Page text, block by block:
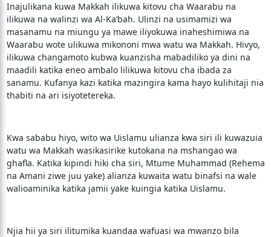
Inajulikana kuwa Makkah ilikuwa kitovu cha Waarabu na
ilikuwa na walinzi wa Al-Ka‘bah. Ulinzi na usimamizi wa
masanamu na miungu ya mawe iliyokuwa inaheshimiwa na
Waarabu wote ulikuwa mikononi mwa watu wa Makkah. Hivyo,
ilikuwa changamoto kubwa kuanzisha mabadiliko ya dini na
maadili katika eneo ambalo lilikuwa kitovu cha ibada za
sanamu. Kufanya kazi katika mazingira kama hayo kulihitaji nia
thabiti na ari isiyotetereka.
Kwa sababu hiyo, wito wa Uislamu ulianza kwa siri ili kuwazuia
watu wa Makkah wasikasirike kutokana na mshangao wa
ghafla. Katika kipindi hiki cha siri, Mtume Muhammad (Rehema
na Amani ziwe juu yake) alianza kuwaita watu binafsi na wale
walioaminika katika jamii yake kuingia katika Uislamu.
Njia hii ya siri ilitumika kuandaa wafuasi wa mwanzo bila